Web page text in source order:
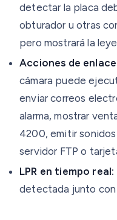
detectar la placa
obturador u otras
pero mostrará la
Acciones de
cámara puede
enviar correos
alarma, mostrar
4200, emitir sonidos
servidor FTP o
LPR en tiempo real:
detectada junto con